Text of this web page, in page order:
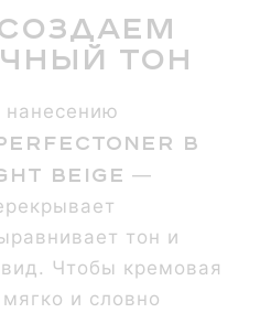
тон
в
Beige —
тон и
Чтобы кремовая
и словно